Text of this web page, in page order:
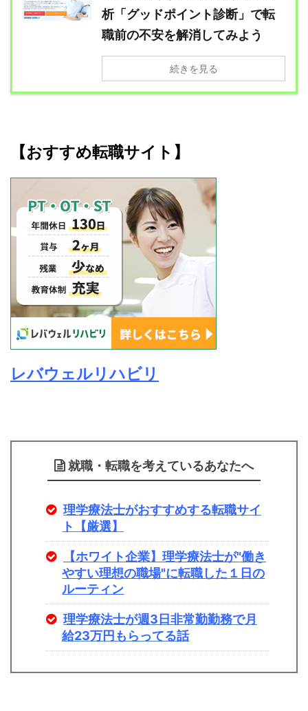
析「グッドポイント診断」で転
職前の不安を解消してみよう
続きを見る
【おすすめ転職サイト】
レバウェルリハビリ
就職・転職を考えているあなたへ
理学療法士がおすすめする転職サイ
ト【厳選】
【ホワイト企業】理学療法士が"働き
やすい理想の職場"に転職した１日の
ルーティン
理学療法士が週3日非常勤勤務で月
給23万円もらってる話